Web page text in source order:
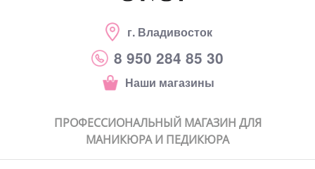
г. Владивосток
8 950 284 85 30
Наши магазины
ПРОФЕССИОНАЛЬНЫЙ МАГАЗИН ДЛЯ
МАНИКЮРА И ПЕДИКЮРА